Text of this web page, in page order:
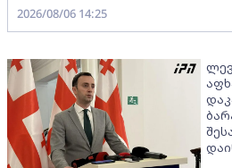
2026/08/06 14:25